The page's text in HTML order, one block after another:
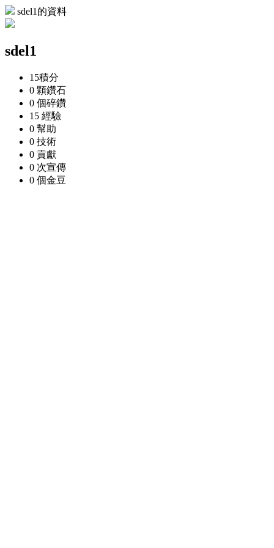
sdel1的資料
sdel1
15積分
0 顆鑽石
0 個碎鑽
15 經驗
0 幫助
0 技術
0 貢獻
0 次宣傳
0 個金豆